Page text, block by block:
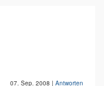
07. Sep. 2008 | Antworten